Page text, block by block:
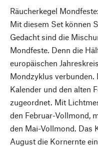
Räucherkegel Mondfeste:
Mit diesem Set können
Gedacht sind die
Mondfeste. Denn die
europäischen
Mondzyklus
Kalender und den alten
zugeordnet. Mit
den Februar-Vollmond,
den Mai-Vollmond. Das
August die Kornernte